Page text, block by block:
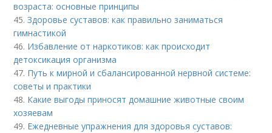
возраста: основные принципы
45.Здоровье суставов: как правильно заниматься
гимнастикой
46. Избавление от наркотиков: как происходит
детоксикация организма
47. Путь к мирной и сбалансированной нервной системе:
советы и практики
48. Какие выгоды приносят домашние животные своим
хозяевам
49. Ежедневные упражнения для здоровья суставов: